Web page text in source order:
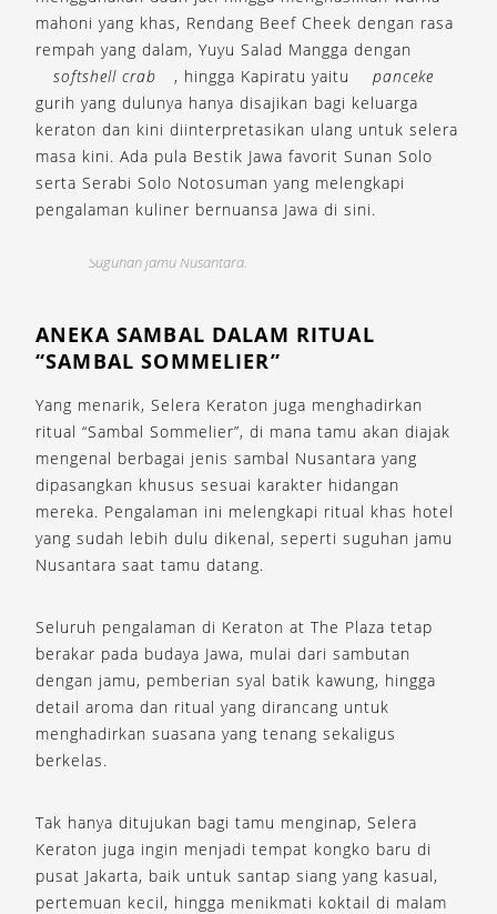
mahoni yang khas, Rendang Beef Cheek dengan rasa
rempah yang dalam, Yuyu Salad Mangga dengan
softshell crab
, hingga Kapiratu yaitu
panceke
gurih yang dulunya hanya disajikan bagi keluarga
keraton dan kini diinterpretasikan ulang untuk selera
masa kini. Ada pula Bestik Jawa favorit Sunan Solo
serta Serabi Solo Notosuman yang melengkapi
pengalaman kuliner bernuansa Jawa di sini.
Suguhan jamu Nusantara.
ANEKA SAMBAL DALAM RITUAL
“SAMBAL SOMMELIER”
Yang menarik, Selera Keraton juga menghadirkan
ritual “Sambal Sommelier”, di mana tamu akan diajak
mengenal berbagai jenis sambal Nusantara yang
dipasangkan khusus sesuai karakter hidangan
mereka. Pengalaman ini melengkapi ritual khas hotel
yang sudah lebih dulu dikenal, seperti suguhan jamu
Nusantara saat tamu datang.
Seluruh pengalaman di Keraton at The Plaza tetap
berakar pada budaya Jawa, mulai dari sambutan
dengan jamu, pemberian syal batik kawung, hingga
detail aroma dan ritual yang dirancang untuk
menghadirkan suasana yang tenang sekaligus
berkelas.
Tak hanya ditujukan bagi tamu menginap, Selera
Keraton juga ingin menjadi tempat kongko baru di
pusat Jakarta, baik untuk santap siang yang kasual,
pertemuan kecil, hingga menikmati koktail di malam